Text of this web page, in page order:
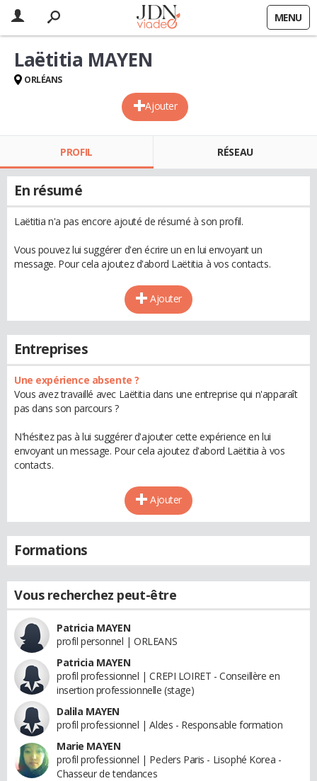
MENU
Ajouter
Laëtitia MAYEN
ORLÉANS
PROFIL RÉSEAU
En résumé
Laëtitia n'a pas encore ajouté de résumé à son profil.
Vous pouvez lui suggérer d'en écrire un en lui envoyant un
message. Pour cela ajoutez d'abord Laëtitia à vos contacts.
Ajouter
Entreprises
Une expérience absente ?
Vous avez travaillé avec Laëtitia dans une entreprise qui n'apparaît
pas dans son parcours ?
N'hésitez pas à lui suggérer d'ajouter cette expérience en lui
envoyant un message. Pour cela ajoutez d'abord Laëtitia à vos
contacts.
Ajouter
Formations
Vous recherchez peut-être
Patricia MAYEN
profil personnel | ORLEANS
Patricia MAYEN
profil professionnel | CREPI LOIRET - Conseillère en
insertion professionnelle (stage)
Dalila MAYEN
profil professionnel | Aldes - Responsable formation
Marie MAYEN
profil professionnel | Peclers Paris - Lisophé Korea -
Chasseur de tendances